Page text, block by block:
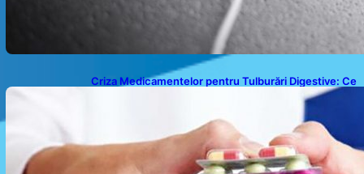
Criza Medicamentelor pentru Tulburări Digestive: Ce
Înseamnă Suspendarea Colebil și Panzcebil pentru